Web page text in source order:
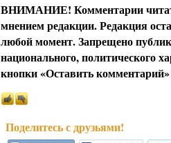
ВНИМАНИЕ! Комментарии
мнением редакции. Редакция
любой момент. Запрещено
национального, политического
кнопки «Оставить